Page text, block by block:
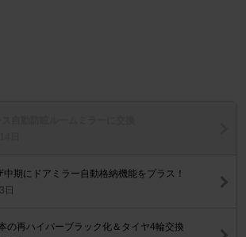
中期にドアミラー自動格納機能をプラス！
日
の再ハイパーブラック化＆タイヤ4輪交換